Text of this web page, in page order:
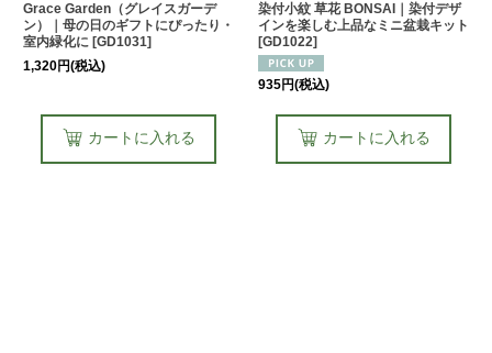
Grace Garden（グレイスガーデ
ン）｜母の日のギフトにぴったり・
室内緑化に [GD1031]
1,320円(税込)
カートに入れる
染付小紋 草花 BONSAI｜染付デザ
インを楽しむ上品なミニ盆栽キット
[GD1022]
935円(税込)
カートに入れる